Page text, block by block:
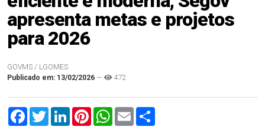
apresenta metas e projetos
para 2026
GOVMS / LGOMES
Publicado em: 13/02/2026 — 472
FacebookTwitterLinkedInPinterestWhatsApp
Email